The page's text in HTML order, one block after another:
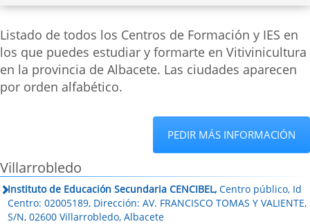
Listado de todos los Centros de Formación y IES en
los que puedes estudiar y formarte en Vitivinicultura
en la provincia de Albacete. Las ciudades aparecen
por orden alfabético.
PEDIR MÁS INFORMACIÓN
Villarrobledo
Instituto de Educación Secundaria CENCIBEL, Centro público, Id
Centro: 02005189, Dirección: AV. FRANCISCO TOMAS Y VALIENTE,
S/N, 02600 Villarrobledo, Albacete